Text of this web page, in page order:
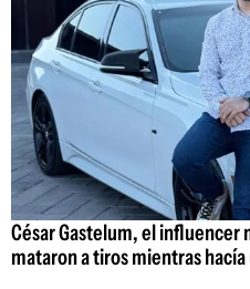
César Gastelum, el influencer
mataron a tiros mientras